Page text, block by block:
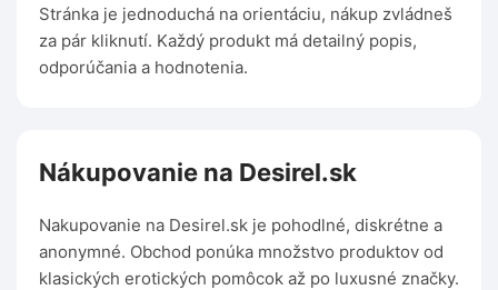
Stránka je jednoduchá na orientáciu, nákup zvládneš
za pár kliknutí. Každý produkt má detailný popis,
odporúčania a hodnotenia.
Nákupovanie na Desirel.sk
Nakupovanie na Desirel.sk je pohodlné, diskrétne a
anonymné. Obchod ponúka množstvo produktov od
klasických erotických pomôcok až po luxusné značky.